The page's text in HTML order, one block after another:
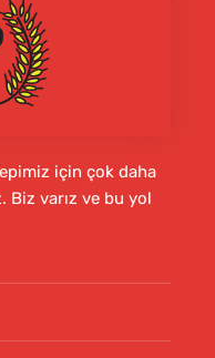
için çok daha
Biz varız ve bu yol